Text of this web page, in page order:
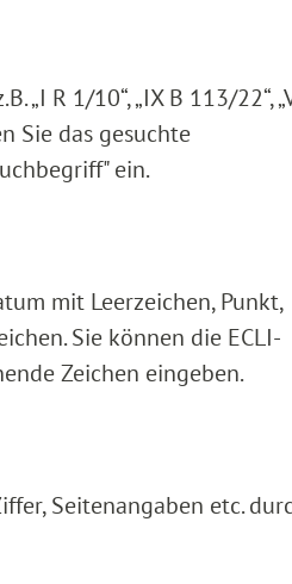
R 1/10“, „IX B 113/22“,
Sie das gesuchte
ein.
mit Leerzeichen, Punkt,
Sie können die ECLI-
Zeichen eingeben.
Seitenangaben etc.